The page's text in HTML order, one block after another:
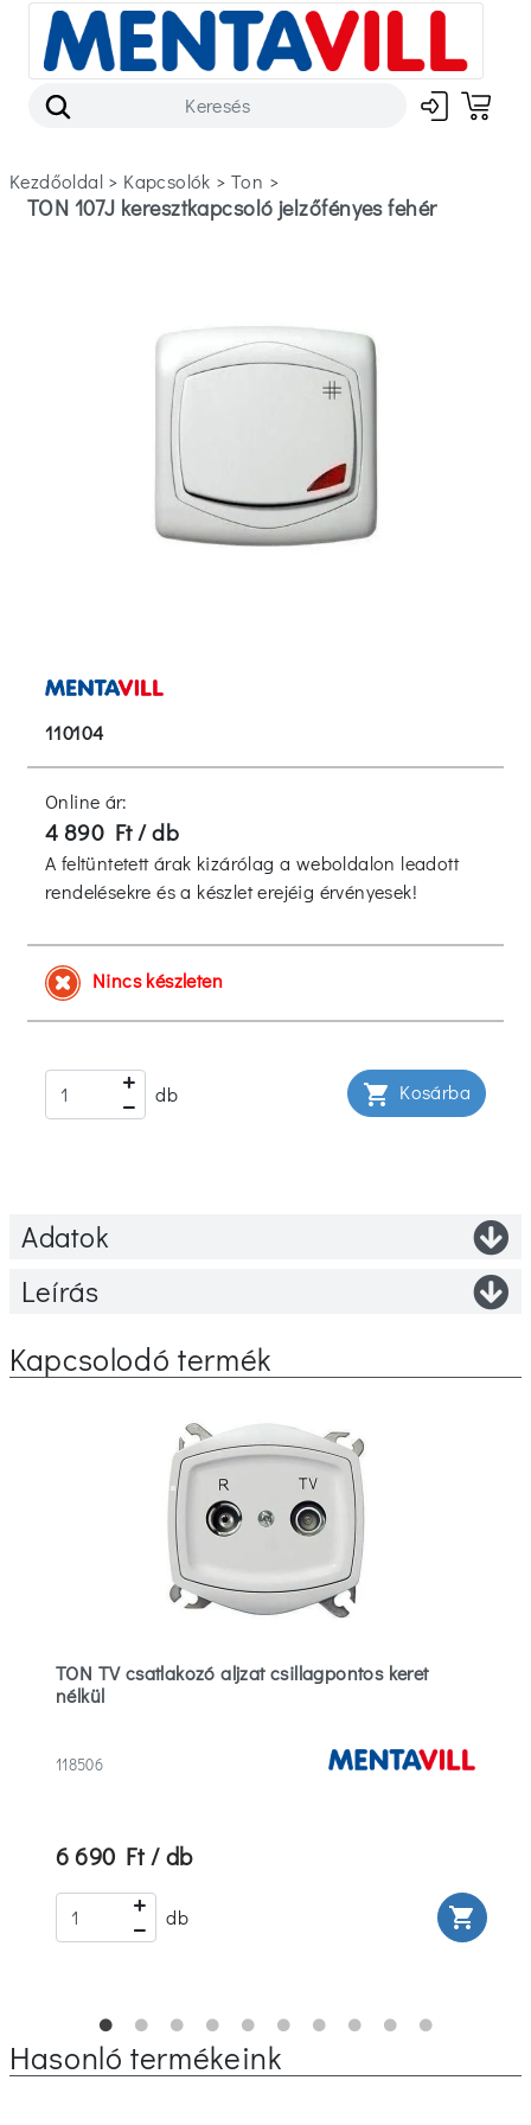
Kezdőoldal > kapcsolók > ton >
TON 107J keresztkapcsoló jelzőfényes fehér
110104
Online ár:
4 890 Ft / db
A feltüntetett árak kizárólag a weboldalon leadott
rendelésekre és a készlet erejéig érvényesek!
Nincs készleten
db shopping_cart Kosárba
Adatok
Leírás
Kapcsolodó termék
TON TV csatlakozó aljzat csillagpontos keret
nélkül
118506
6 690 Ft / db
db shopping_cart
Hasonló termékeink